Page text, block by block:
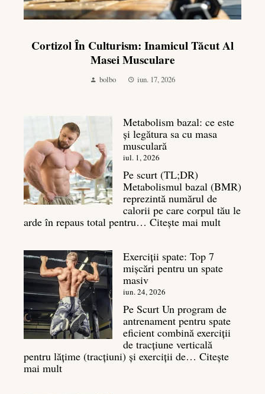
Cortizol În Culturism: Inamicul Tăcut Al
Masei Musculare
bolbo iun. 17, 2026
Metabolism bazal: ce este
și legătura sa cu masa
musculară
iul. 1, 2026
Pe scurt (TL;DR)
Metabolismul bazal (BMR)
reprezintă numărul de
calorii pe care corpul tău le
arde în repaus total pentru… Citește mai mult:
este
sa
cu
masa
musculară
Exerciții spate: Top 7
mișcări pentru un spate
masiv
iun. 24, 2026
Pe Scurt Un program de
antrenament pentru spate
eficient combină exerciții
de tracțiune verticală
pentru lățime (tracțiuni) și exerciții de… Citește
mai mult: